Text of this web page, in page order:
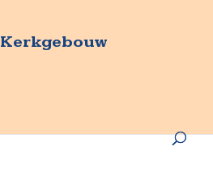
Kerkgebouw